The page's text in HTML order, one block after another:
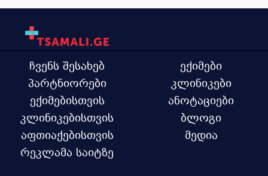
ჩვენს შესახებ
პარტნიორები
ექიმებისთვის
კლინიკებისთვის
აფთიაქებისთვის
რეკლამა საიტზე
ექიმები
კლინიკები
ანოტაციები
ბლოგი
მედია